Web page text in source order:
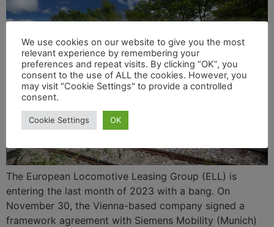
The European Locomotive Leasing Group (ELL) is
entering the last month of 2023 with a bang. On
November 30, the Vienna-based company signed a
framework agreement with Siemens Mobility (Munich)
We use cookies on our website to give you the most
relevant experience by remembering your
preferences and repeat visits. By clicking “OK”, you
consent to the use of ALL the cookies. However, you
may visit "Cookie Settings" to provide a controlled
consent.
Cookie Settings OK